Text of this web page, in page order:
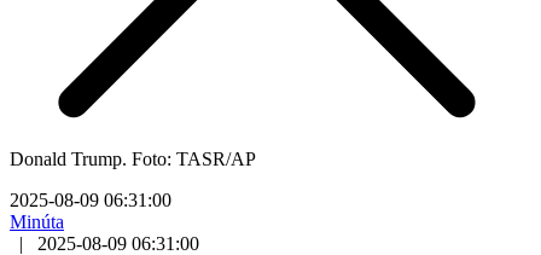
Donald Trump. Foto: TASR/AP
2025-08-09 06:31:00
Minúta
|
2025-08-09 06:31:00